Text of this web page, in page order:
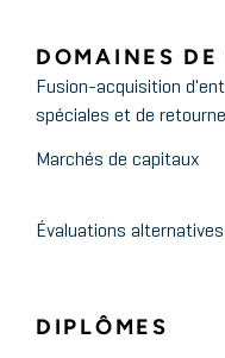
DOMAINES DE
Fusion-acquisition
spéciales et de
Marchés de capitaux
Évaluations
DIPLÔMES